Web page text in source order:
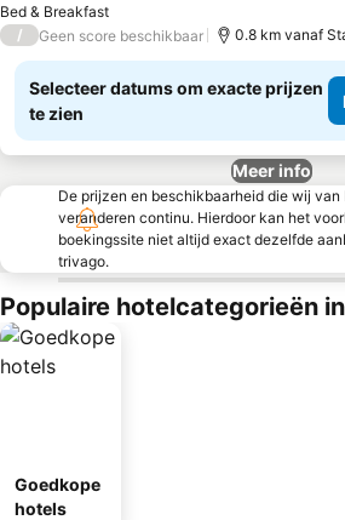
Bed & Breakfast
/ Geen score beschikbaar 0.8 km vanaf
Selecteer datums om exacte prijzen
te zien
Meer info
De prijzen en beschikbaarheid die wij
veranderen continu. Hierdoor kan het
boekingssite niet altijd exact dezelfde
trivago.
Populaire hotelcategorieën
Goedkope
hotels